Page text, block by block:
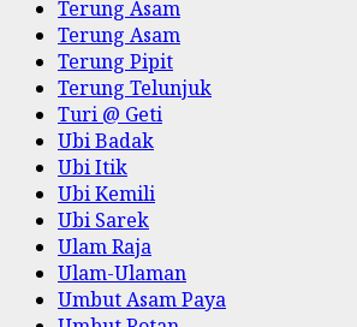
Terung Asam
Terung Asam
Terung Pipit
Terung Telunjuk
Turi @ Geti
Ubi Badak
Ubi Itik
Ubi Kemili
Ubi Sarek
Ulam Raja
Ulam-Ulaman
Umbut Asam Paya